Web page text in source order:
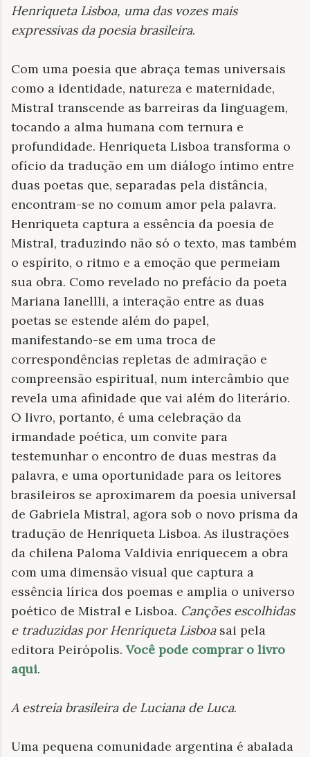
Henriqueta Lisboa, uma das vozes mais
expressivas da poesia brasileira.
Com uma poesia que abraça temas universais
como a identidade, natureza e maternidade,
Mistral transcende as barreiras da linguagem,
tocando a alma humana com ternura e
profundidade. Henriqueta Lisboa transforma o
ofício da tradução em um diálogo íntimo entre
duas poetas que, separadas pela distância,
encontram-se no comum amor pela palavra.
Henriqueta captura a essência da poesia de
Mistral, traduzindo não só o texto, mas também
o espírito, o ritmo e a emoção que permeiam
sua obra. Como revelado no prefácio da poeta
Mariana Ianellli, a interação entre as duas
poetas se estende além do papel,
manifestando-se em uma troca de
correspondências repletas de admiração e
compreensão espiritual, num intercâmbio que
revela uma afinidade que vai além do literário.
O livro, portanto, é uma celebração da
irmandade poética, um convite para
testemunhar o encontro de duas mestras da
palavra, e uma oportunidade para os leitores
brasileiros se aproximarem da poesia universal
de Gabriela Mistral, agora sob o novo prisma da
tradução de Henriqueta Lisboa. As ilustrações
da chilena Paloma Valdivia enriquecem a obra
com uma dimensão visual que captura a
essência lírica dos poemas e amplia o universo
poético de Mistral e Lisboa. Canções escolhidas
e traduzidas por Henriqueta Lisboa sai pela
editora Peirópolis. Você pode comprar o livro
aqui.
A estreia brasileira de Luciana de Luca.
Uma pequena comunidade argentina é abalada